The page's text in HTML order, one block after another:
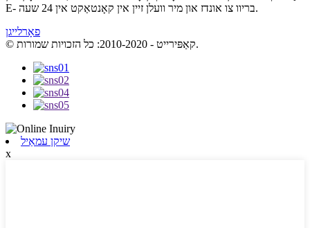
E- בריוו צו אונדז און מיר וועלן זיין אין קאָנטאַקט אין 24 שעה.
פאָרלייגן
© קאַפּירייט - 2010-2020: כל הזכויות שמורות.
שיקן עמאַיל
x